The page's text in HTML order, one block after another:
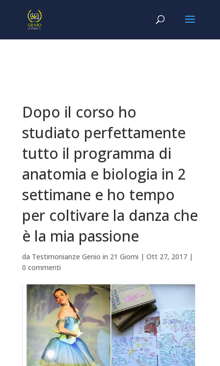
Dopo il corso ho
studiato perfettamente
tutto il programma di
anatomia e biologia in 2
settimane e ho tempo
per coltivare la danza che
è la mia passione
da Testimonianze Genio in 21 Giorni | Ott 27, 2017|
0 commenti